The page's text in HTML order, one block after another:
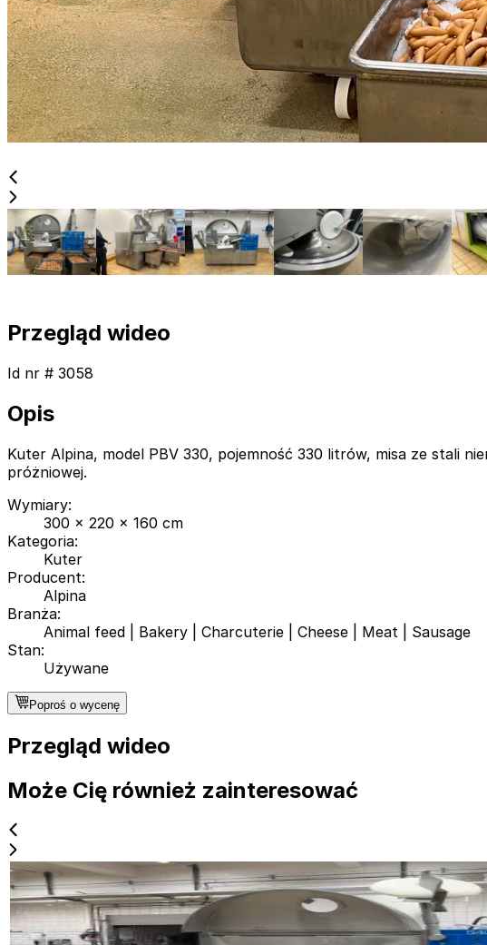
Przegląd wideo
Id nr # 3058
Opis
Kuter Alpina, model PBV 330, pojemność 330 litrów, misa ze stali
próżniowej.
Wymiary:
300 x 220 x 160 cm
Kategoria:
Kuter
Producent:
Alpina
Branża:
Animal feed
Bakery Charcuterie Cheese Meat
Sausage
Stan:
Używane
Poproś o wycenę
Przegląd wideo
Może Cię również zainteresować
Używane
ALPINA PBV 540